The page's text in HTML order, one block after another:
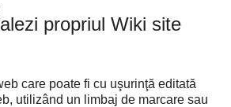
propriul Wiki site
care poate fi cu uşurinţă editată
utilizând un limbaj de marcare sau